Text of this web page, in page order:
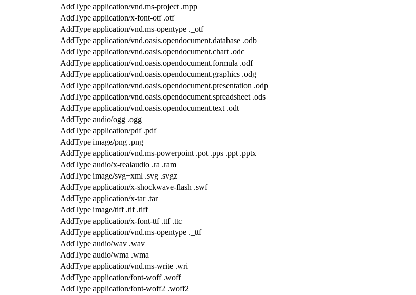
AddType application/vnd.ms-project .mpp
AddType application/x-font-otf .otf
AddType application/vnd.ms-opentype ._otf
AddType application/vnd.oasis.opendocument.database .odb
AddType application/vnd.oasis.opendocument.chart .odc
AddType application/vnd.oasis.opendocument.formula .odf
AddType application/vnd.oasis.opendocument.graphics .odg
AddType application/vnd.oasis.opendocument.presentation .odp
AddType application/vnd.oasis.opendocument.spreadsheet .ods
AddType application/vnd.oasis.opendocument.text .odt
AddType audio/ogg .ogg
AddType application/pdf .pdf
AddType image/png .png
AddType application/vnd.ms-powerpoint .pot .pps .ppt .pptx
AddType audio/x-realaudio .ra .ram
AddType image/svg+xml .svg .svgz
AddType application/x-shockwave-flash .swf
AddType application/x-tar .tar
AddType image/tiff .tif .tiff
AddType application/x-font-ttf .ttf .ttc
AddType application/vnd.ms-opentype ._ttf
AddType audio/wav .wav
AddType audio/wma .wma
AddType application/vnd.ms-write .wri
AddType application/font-woff .woff
AddType application/font-woff2 .woff2